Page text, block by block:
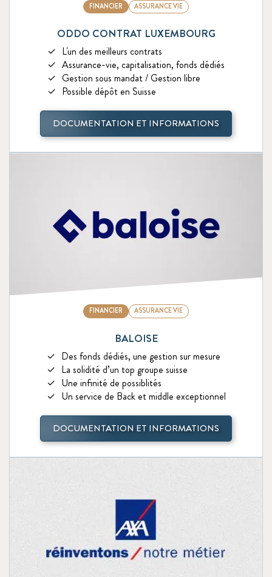
FINANCIER ASSURANCE VIE
ODDO CONTRAT LUXEMBOURG
L'un des meilleurs contrats
Assurance-vie, capitalisation, fonds dédiés
Gestion sous mandat / Gestion libre
Possible dépôt en Suisse
DOCUMENTATION ET INFORMATIONS
ASSURANCE VIE
FINANCIER
BALOISE
Des fonds dédiés, une gestion sur mesure
La solidité d’un top groupe suisse
Une infinité de possiblités
Un service de Back et middle exceptionnel
DOCUMENTATION ET INFORMATIONS